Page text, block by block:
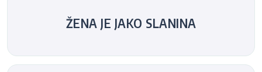
ŽENA JE JAKO SLANINA